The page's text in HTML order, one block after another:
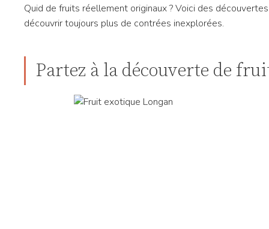
Quid de fruits réellement originaux ? Voici des
découvrir toujours plus de contrées inexplorées.
Partez à la découverte de